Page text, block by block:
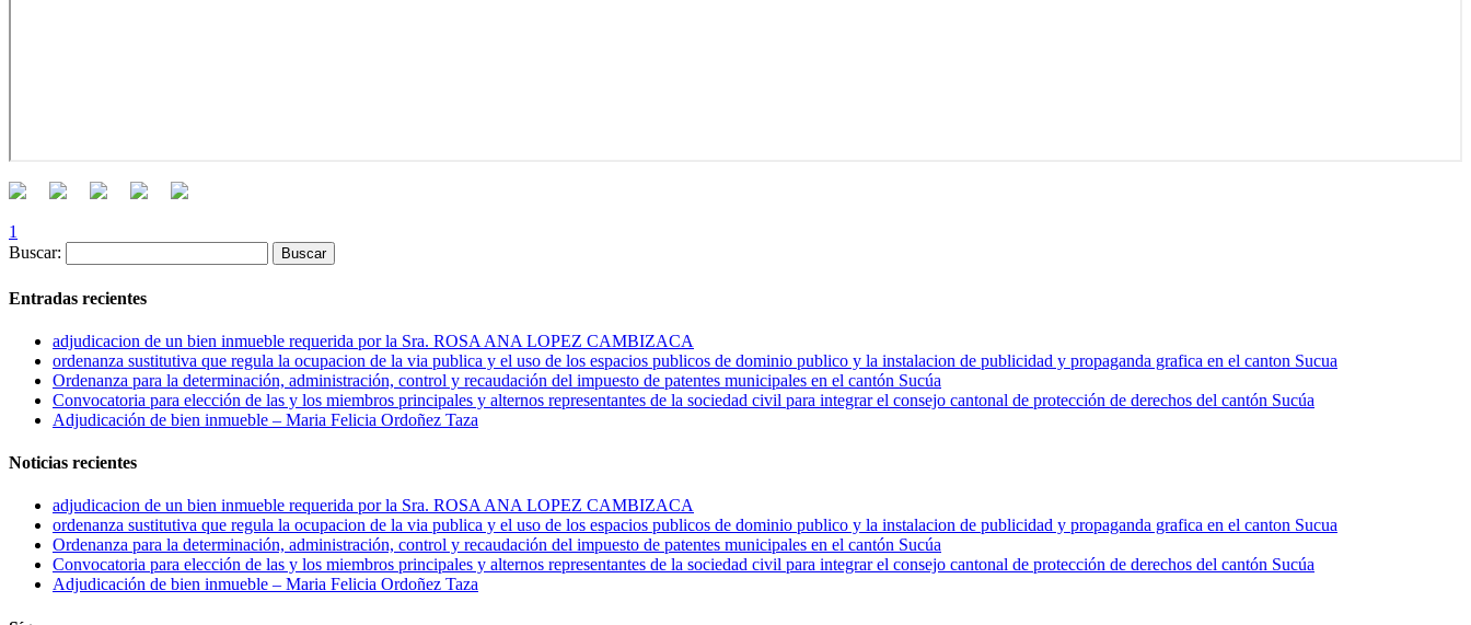
1
Buscar:
Entradas recientes
adjudicacion de un bien inmueble requerida por la Sra. ROSA ANA LOPEZ CAMBIZACA
ordenanza sustitutiva que regula la ocupacion de la via publica y el uso de los espacios publicos de dominio publico y la instalacion de publicidad y propaganda grafica en el canton Sucua
Ordenanza para la determinación, administración, control y recaudación del impuesto de patentes municipales en el cantón Sucúa
Convocatoria para elección de las y los miembros principales y alternos representantes de la sociedad civil para integrar el consejo cantonal de protección de derechos del cantón Sucúa
Adjudicación de bien inmueble – Maria Felicia Ordoñez Taza
Noticias recientes
adjudicacion de un bien inmueble requerida por la Sra. ROSA ANA LOPEZ CAMBIZACA
ordenanza sustitutiva que regula la ocupacion de la via publica y el uso de los espacios publicos de dominio publico y la instalacion de publicidad y propaganda grafica en el canton Sucua
Ordenanza para la determinación, administración, control y recaudación del impuesto de patentes municipales en el cantón Sucúa
Convocatoria para elección de las y los miembros principales y alternos representantes de la sociedad civil para integrar el consejo cantonal de protección de derechos del cantón Sucúa
Adjudicación de bien inmueble – Maria Felicia Ordoñez Taza